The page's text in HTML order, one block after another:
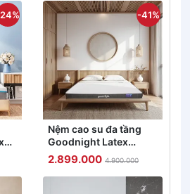
-41%
Nệm cao su đa tầng
Goodnight Latex
Hybrid (Rena) vững
chắc, thông thoáng
dày 10cm
2.899.000 4.900.000